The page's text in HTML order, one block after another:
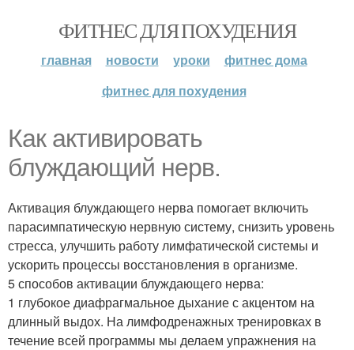
ФИТНЕС ДЛЯ ПОХУДЕНИЯ
главная новости уроки
фитнес дома
фитнес для похудения
Как активировать
блуждающий нерв.
Активация блуждающего нерва помогает включить
парасимпатическую нервную систему, снизить уровень
стресса, улучшить работу лимфатической системы и
ускорить процессы восстановления в организме.
5 способов активации блуждающего нерва:
1 глубокое диафрагмальное дыхание с акцентом на
длинный выдох. На лимфодренажных тренировках в
течение всей программы мы делаем упражнения на